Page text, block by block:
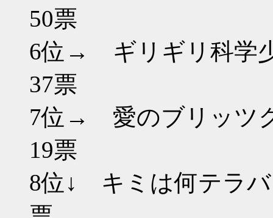
50票
6位→ ギリギリ
37票
7位→ 愛のブリッ
19票
8位↓ キミは